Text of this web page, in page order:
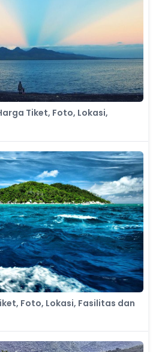
Tiket, Foto, Lokasi,
Foto, Lokasi, Fasilitas dan